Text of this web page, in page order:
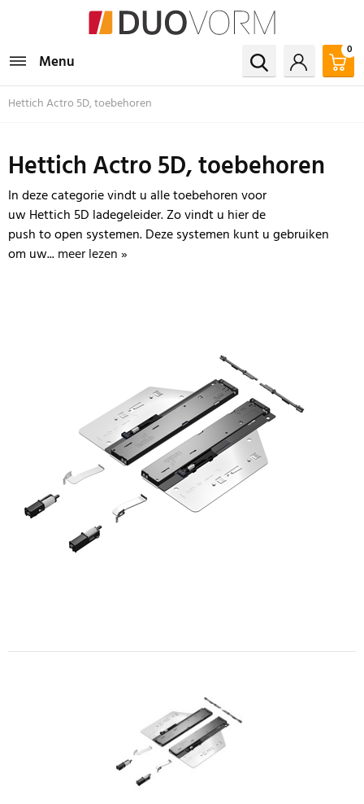
Menu
0
Hettich Actro 5D, toebehoren
Hettich Actro 5D, toebehoren
In deze categorie vindt u alle toebehoren voor
uw Hettich 5D ladegeleider. Zo vindt u hier de
push to open systemen. Deze systemen kunt u gebruiken
om uw...meer lezen »